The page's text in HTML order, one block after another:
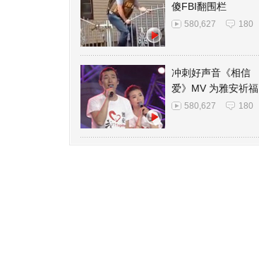
傻FBI翻围栏
580,627 180
冲刺好声音《相信
爱》MV 为雅安祈福
580,627 180